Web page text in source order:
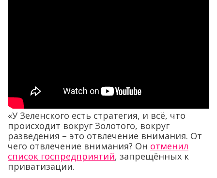
«У Зеленского есть стратегия, и всё, что
происходит вокруг Золотого, вокруг
разведения – это отвлечение внимания. От
чего отвлечение внимания? Он отменил
список госпредприятий, запрещённых к
приватизации.